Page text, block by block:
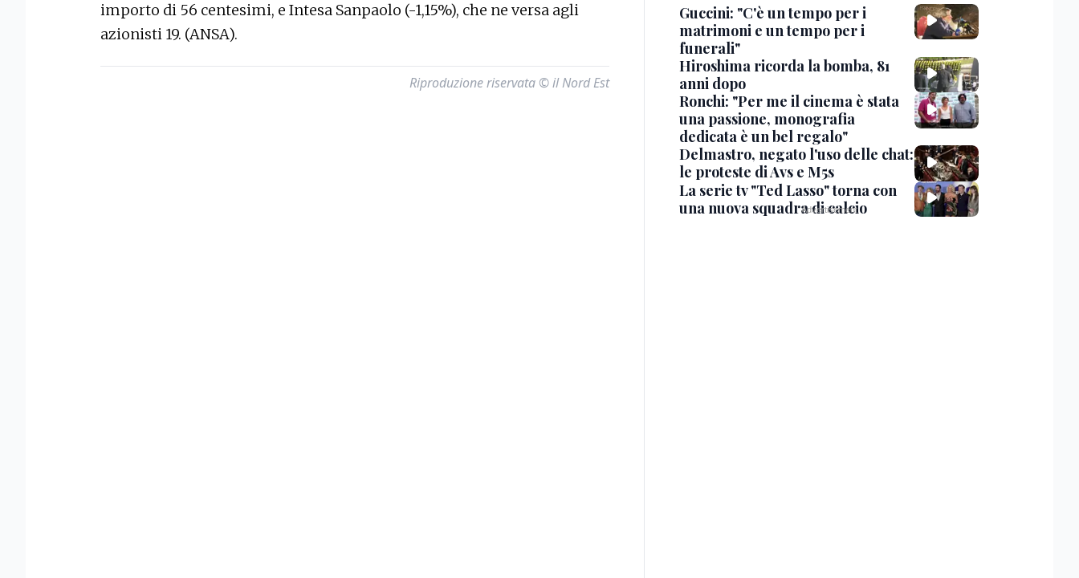
importo di 56 centesimi, e Intesa Sanpaolo (-1,15%), che ne versa agli
azionisti 19. (ANSA).
Riproduzione riservata © il Nord Est
Guccini: "C'è un tempo per i
matrimoni e un tempo per i
funerali"
Hiroshima ricorda la bomba, 81
anni dopo
Ronchi: "Per me il cinema è stata
una passione, monografia
dedicata è un bel regalo"
Delmastro, negato l'uso delle chat:
le proteste di Avs e M5s
La serie tv "Ted Lasso" torna con
una nuova squadra di calcio